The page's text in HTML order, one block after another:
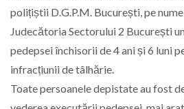
polițiștii D.G.P.M. București, pe
Judecătoria Sectorului 2 București
pedepsei închisorii de 4 ani și 6 luni
infracțiunii de tâlhărie.
Toate persoanele depistate au fost